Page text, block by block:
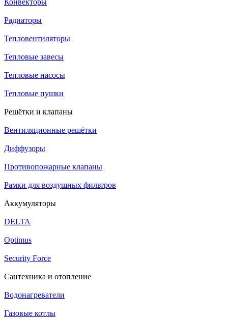
Конвекторы
Радиаторы
Тепловентиляторы
Тепловые завесы
Тепловые насосы
Тепловые пушки
Решётки и клапаны
Вентиляционные решётки
Диффузоры
Противопожарные клапаны
Рамки для воздушных фильтров
Аккумуляторы
DELTA
Optimus
Security Force
Сантехника и отопление
Водонагреватели
Газовые котлы